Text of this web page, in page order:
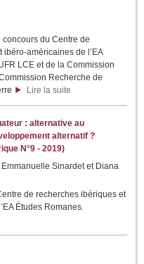
du Centre de
américaines de l’EA
LCE et de la Commission
Recherche de
Lire la suite
: alternative au
alternatif ?
N°9 - 2019)
Sinardet et Diana
de recherches ibériques et
Études Romanes.